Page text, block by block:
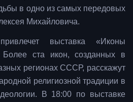
в одно из самых передовых
Михайловича.
выставка «Иконы
Более ста икон, созданных в
регионах СССР, расскажут
религиозной традиции в
В 18:00 по выставке